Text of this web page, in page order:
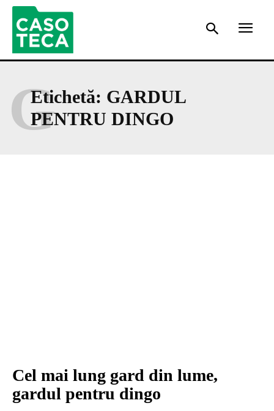
Etichetă: GARDUL
PENTRU DINGO
G
Cel mai lung gard din lume,
gardul pentru dingo